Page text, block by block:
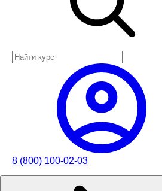
8 (800) 100-02-03